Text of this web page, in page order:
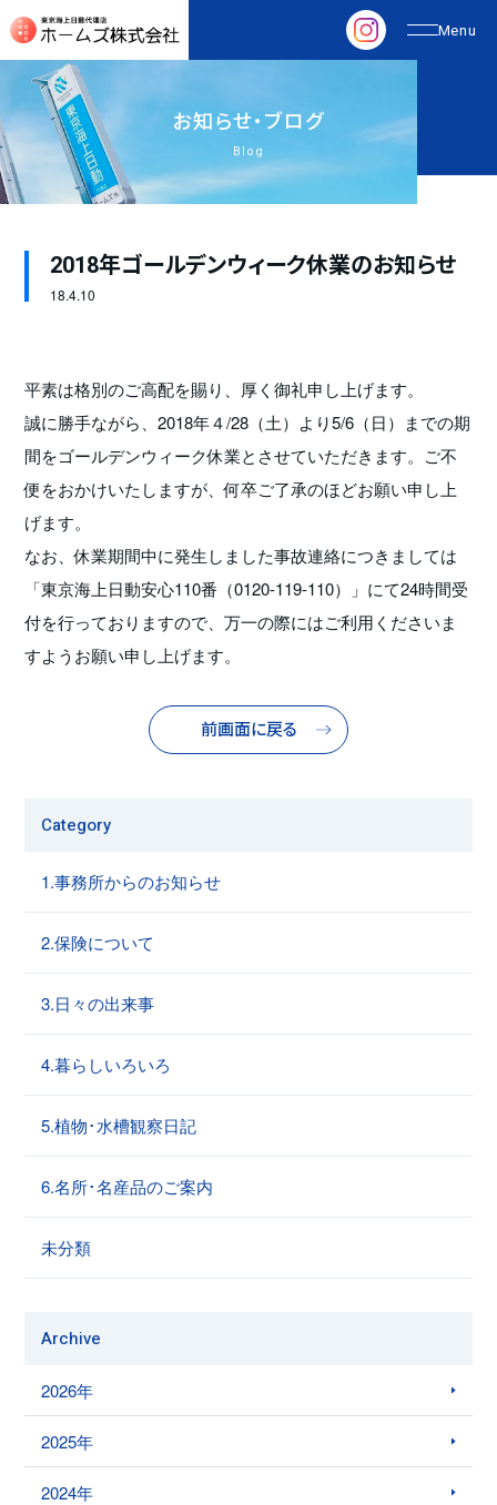
お知らせ・ブログ
Blog
2018年ゴールデンウィーク休業のお知らせ
18.4.10
平素は格別のご高配を賜り、厚く御礼申し上げます。
誠に勝手ながら、2018年４/28（土）より5/6（日）までの期
間をゴールデンウィーク休業とさせていただきます。ご不
便をおかけいたしますが、何卒ご了承のほどお願い申し上
げます。
なお、休業期間中に発生しました事故連絡につきましては
「東京海上日動安心110番（0120-119-110）」にて24時間受
付を行っておりますので、万一の際にはご利用くださいま
すようお願い申し上げます。
前画面に戻る
Category
1.事務所からのお知らせ
2.保険について
3.日々の出来事
4.暮らしいろいろ
5.植物･水槽観察日記
6.名所･名産品のご案内
未分類
Archive
2026年
2025年
2024年